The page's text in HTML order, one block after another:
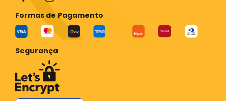
Formas de Pagamento
Segurança